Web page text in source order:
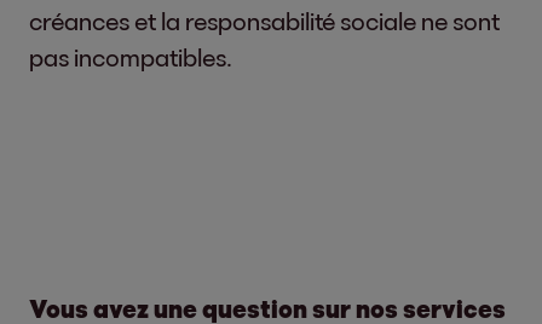
créances et la responsabilité sociale ne sont
pas incompatibles.
Vous avez une question sur nos services